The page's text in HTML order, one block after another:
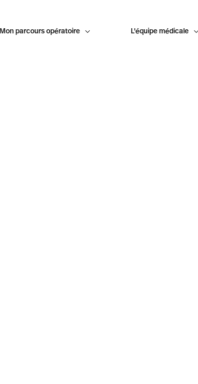
Mon parcours opératoire  L'équipe médicale 